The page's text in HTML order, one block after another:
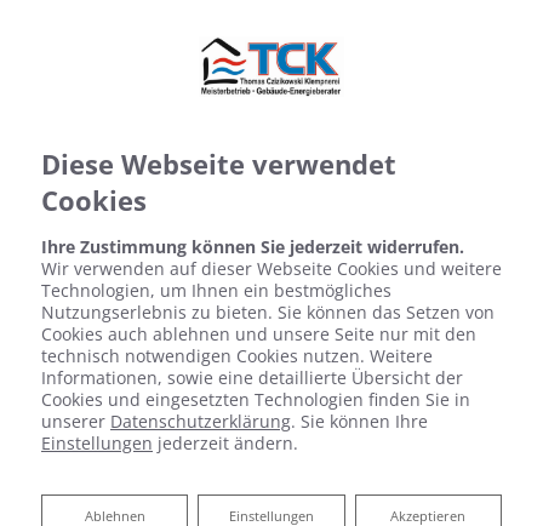
Startseite»Bad»Badinspiration & Musterbäder»Luxus-Bad 8,2
Luxus-Bad 8,2 ㎡
Diese Webseite verwendet
Cookies
Ihre Zustimmung können Sie jederzeit widerrufen.
Wir verwenden auf dieser Webseite Cookies und weitere
Technologien, um Ihnen ein bestmögliches
Nutzungserlebnis zu bieten. Sie können das Setzen von
Cookies auch ablehnen und unsere Seite nur mit den
technisch notwendigen Cookies nutzen. Weitere
Informationen, sowie eine detaillierte Übersicht der
Cookies und eingesetzten Technologien finden Sie in
unserer Datenschutzerklärung. Sie können Ihre
Einstellungen jederzeit ändern.
Akzeptieren
Einstellungen
Ablehnen
Ablehnen